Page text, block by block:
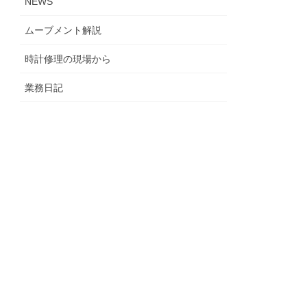
ムーブメント解説
時計修理の現場から
業務日記